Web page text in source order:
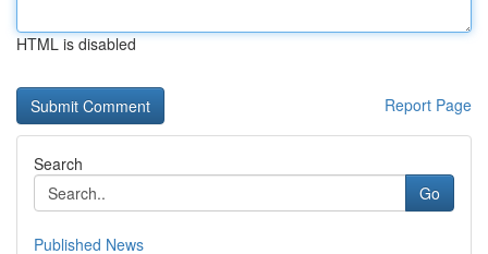
HTML is disabled
Report Page
Search
Go
Published News